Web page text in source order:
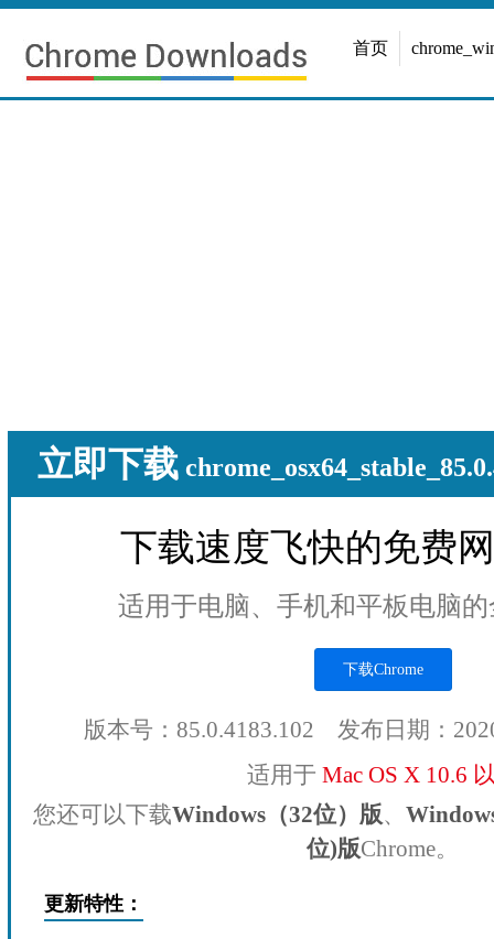
首页
立即下载
下载速度飞快的免费
适用于电脑、手机和平板电脑
下载Chrome
版本号：85.0.4183.102 发布日期：
适用于 Mac OS X 10.6
您还可以下载Windows（32位）版、
位)版Chrome。
更新特性：